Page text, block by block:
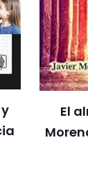
El